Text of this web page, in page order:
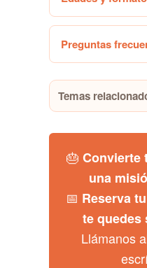
Preguntas
Temas
🎂 Convierte
una
📅 Reserva
te quedes
Llámanos